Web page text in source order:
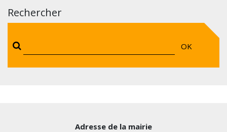
Rechercher
OK
Adresse de la mairie